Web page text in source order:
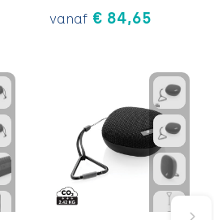
vanaf € 84,65